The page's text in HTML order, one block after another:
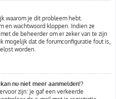
waarom je dit probleem hebt.
en wachtwoord kloppen. Indien ze
de beheerder om er zeker van te zijn
mogelijk dat de forumconfiguratie fout is,
worden.
nu niet meer aanmelden!?
zijn: je gaf een verkeerde